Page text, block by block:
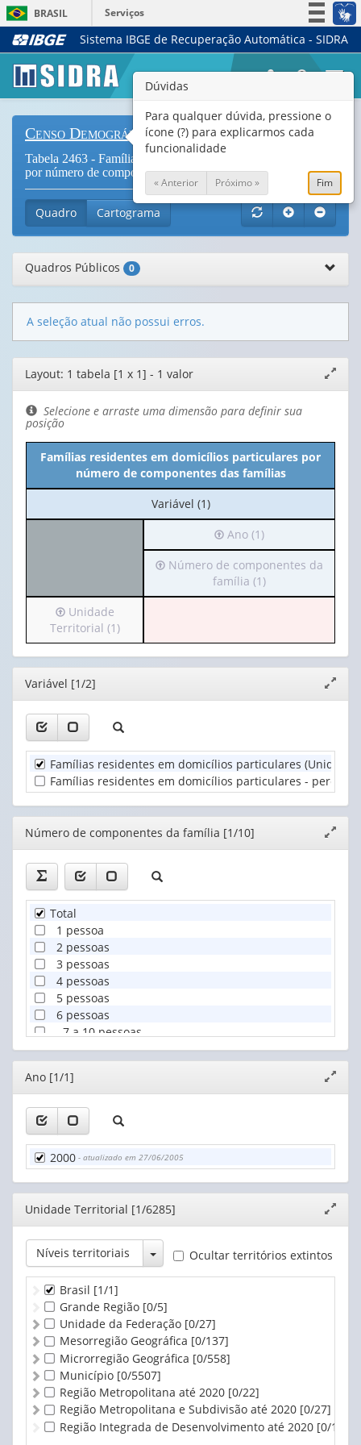
BRASIL
Serviços
Simplifique!
Legislação
Canais
Sistema IBGE de Recuperação Automática - SIDRA
Censo Demográfico
Tabela 2463 - Famílias residentes em domicílios particulares
por número de componentes das famílias (Vide Notas
Quadro Cartograma
Quadros Públicos 0
A seleção atual não possui erros.
Editor
de
layout
janela
Layout: 1 tabela [1 x 1] - 1 valor
Selecione e arraste uma dimensão para definir sua
posição
Famílias residentes em domicílios particulares por
número de componentes das famílias
No
cabeçalho:
(1)
Variável (1)
Irá
para
o
cabeçalho
(possui
valor):
Ano (1)
Irá
o
apenas
1
família
(1)
Número de componentes da
família (1)
Irá
para
o
cabeçalho
(possui
apenas
valor):
Unidade
Territorial
(1)
Unidade
Territorial (1)
Editor
janela
Variável [1/2]
Famílias residentes em domicílios particulares
Famílias residentes em domicílios particulares -
Editor
janela
Número de componentes da família [1/10]
Total
1 pessoa
2 pessoas
3 pessoas
4 pessoas
5 pessoas
6 pessoas
7 a 10 pessoas
11 a 14 pessoas
15 pessoas ou mais
Editor
janela
Ano [1/1]
2000 - atualizado em 27/06/2005
Editor
janela
Unidade Territorial [1/6285]
Níveis territoriais Toggle Dropdown
Ocultar territórios extintos
Brasil [1/1]
Grande Região [0/5]
Unidade da Federação [0/27]
Mesorregião Geográfica [0/137]
Microrregião Geográfica [0/558]
Município [0/5507]
Região Metropolitana até 2020 [0/22]
Região Metropolitana e Subdivisão até 2020 [0/27]
Região Integrada de Desenvolvimento até 2020 [0/1]
Dúvidas
Para qualquer dúvida, pressione o
ícone (?) para explicarmos cada
funcionalidade
« Anterior Próximo » Fim